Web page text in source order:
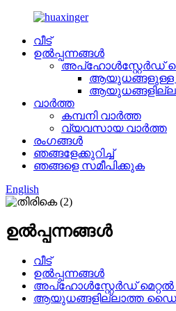
വീട്
ഉൽപ്പന്നങ്ങൾ
അപ്ഹോൾസ്റ്റേർഡ്
ആയുധങ്ങളുള്ള
വാർത്ത
കമ്പനി വാർത്ത
വ്യവസായ വാർത്ത
രംഗങ്ങൾ
ഞങ്ങളേക്കുറിച്ച്
ഞങ്ങളെ സമീപിക്കുക
English
ഉൽപ്പന്നങ്ങൾ
വീട്
ഉൽപ്പന്നങ്ങൾ
അപ്ഹോൾസ്റ്റേർഡ്
ആയുധങ്ങളില്ലാത്ത